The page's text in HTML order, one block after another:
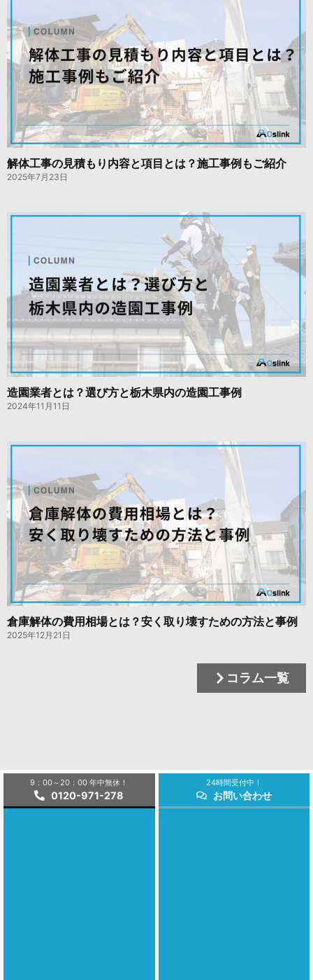
解体工事の見積もり内容と項目とは？施工事例もご紹介
2025年7月23日
造園業者とは？選び方と栃木県内の造園工事例
2024年11月11日
倉庫解体の費用相場とは？安く取り壊すための方法と事例
2025年12月21日
コラム一覧
9：00～20：00 年中無休！
0120-971-278
24時間受付中！
お問い合わせ